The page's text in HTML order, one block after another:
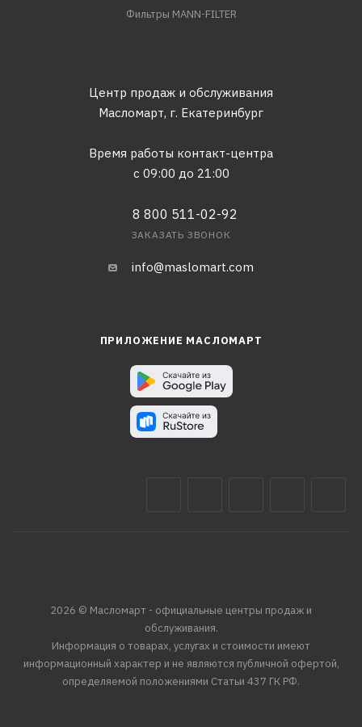
Фильтры MANN-FILTER
Центр продаж и обслуживания
Масломарт, г. Екатеринбург
Время работы контакт-центра
с 09:00 до 21:00
8 800 511-02-92
ЗАКАЗАТЬ ЗВОНОК
info@maslomart.com
ПРИЛОЖЕНИЕ МАСЛОМАРТ
2026 © Масломарт - официальные центры продаж и
обслуживания.
Информация о товарах, услугах и стоимости имеют
информационный характер и не являются публичной офертой,
определяемой положениями Статьи 437 ГК РФ.